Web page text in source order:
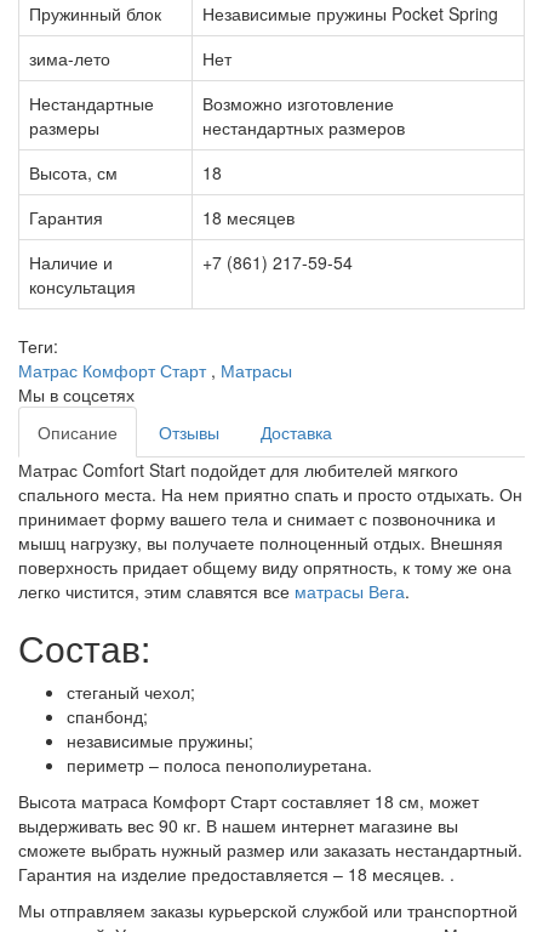
Пружинный блок
Независимые пружины Pocket Spring
зима-лето
Нет
Нестандартные
размеры
Возможно изготовление
нестандартных размеров
Высота, см
18
Гарантия
18 месяцев
Наличие и
консультация
+7 (861) 217-59-54
Теги:
Матрас Комфорт Старт, Матрасы
Мы в соцсетях
Описание
Отзывы
Доставка
Матрас Comfort Start подойдет для любителей мягкого
спального места. На нем приятно спать и просто отдыхать. Он
принимает форму вашего тела и снимает с позвоночника и
мышц нагрузку, вы получаете полноценный отдых. Внешняя
поверхность придает общему виду опрятность, к тому же она
легко чистится, этим славятся все матрасы Вега.
Состав:
стеганый чехол;
спанбонд;
независимые пружины;
периметр – полоса пенополиуретана.
Высота матраса Комфорт Старт составляет 18 см, может
выдерживать вес 90 кг. В нашем интернет магазине вы
сможете выбрать нужный размер или заказать нестандартный.
Гарантия на изделие предоставляется – 18 месяцев. .
Мы отправляем заказы курьерской службой или транспортной